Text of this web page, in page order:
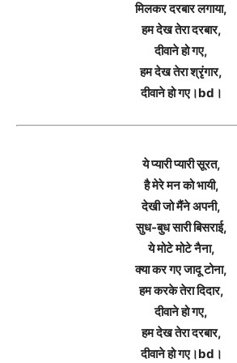
मिलकर दरबार लगाया,
हम देख तेरा दरबार,
दीवाने हो गए,
हम देख तेरा श्रृंगार,
दीवाने हो गए।bd।
ये प्यारी प्यारी सूरत,
है मेरे मन को भायी,
देखी जो मैंने अपनी,
सुध-बुध सारी बिसराई,
ये मोटे मोटे नैना,
क्या कर गए जादू टोना,
हम करके तेरा दिदार,
दीवाने हो गए,
हम देख तेरा दरबार,
दीवाने हो गए।bd।